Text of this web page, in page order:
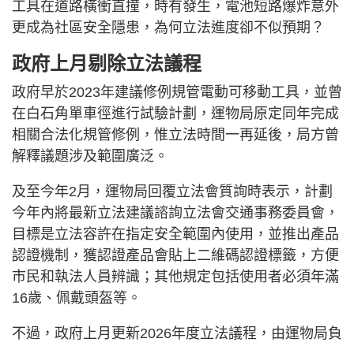
工具在道路橫衝直撞，時有發生，電池短路爆炸意外
更成為社區安全隱患，為何立法進度卻不似預期？
政府上月剔除立法議程
政府早於2023年建議修例規管電動可移動工具，並曾
在白石角單車徑進行試驗計劃，運物局原定同年完成
相關合法化規管修例，惟立法時間一再延後，局方曾
解釋議題涉及範圍廣泛。
及至今年2月，運物局回覆立法會質詢時表示，計劃
今年內將最新立法建議諮詢立法會交通事務委員會，
目標是立法容許在指定安全範圍內使用，並推出產品
認證機制，獲認證產品會貼上二維碼認證標籤，方便
市民和執法人員辨識；其他規定包括使用者必須年滿
16歲、佩戴頭盔等。
不過，政府上月更新2026年度立法議程，由運物局負